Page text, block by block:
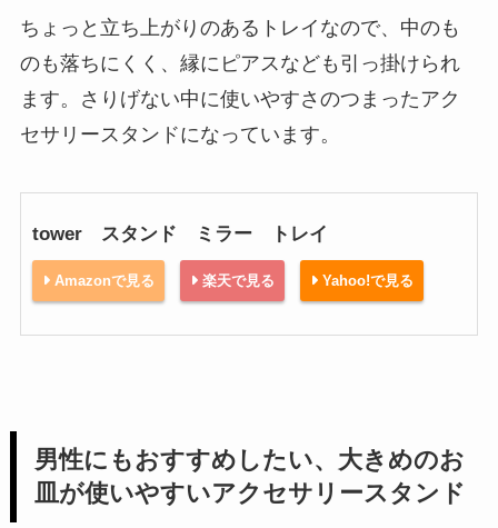
ちょっと立ち上がりのあるトレイなので、中のも
のも落ちにくく、縁にピアスなども引っ掛けられ
ます。さりげない中に使いやすさのつまったアク
セサリースタンドになっています。
tower スタンド ミラー トレイ
Amazonで見る 楽天で見る Yahoo!で見る
男性にもおすすめしたい、大きめのお
皿が使いやすいアクセサリースタンド